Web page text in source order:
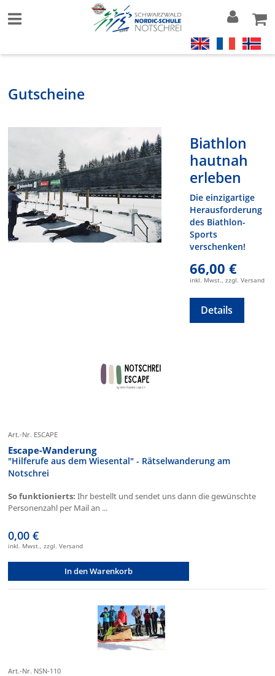
Gutscheine
Biathlon
hautnah
erleben
Die einzigartige
Herausforderung
des Biathlon-
Sports
verschenken!
66,00 €
inkl. Mwst., zzgl. Versand
Details
Art.-Nr. ESCAPE
Escape-Wanderung
"Hilferufe aus dem Wiesental" - Rätselwanderung am
Notschrei
So funktionierts: Ihr bestellt und sendet uns dann die gewünschte
Personenzahl per Mail an ...
0,00 €
inkl. Mwst., zzgl. Versand
In den Warenkorb
Art.-Nr. NSN-110